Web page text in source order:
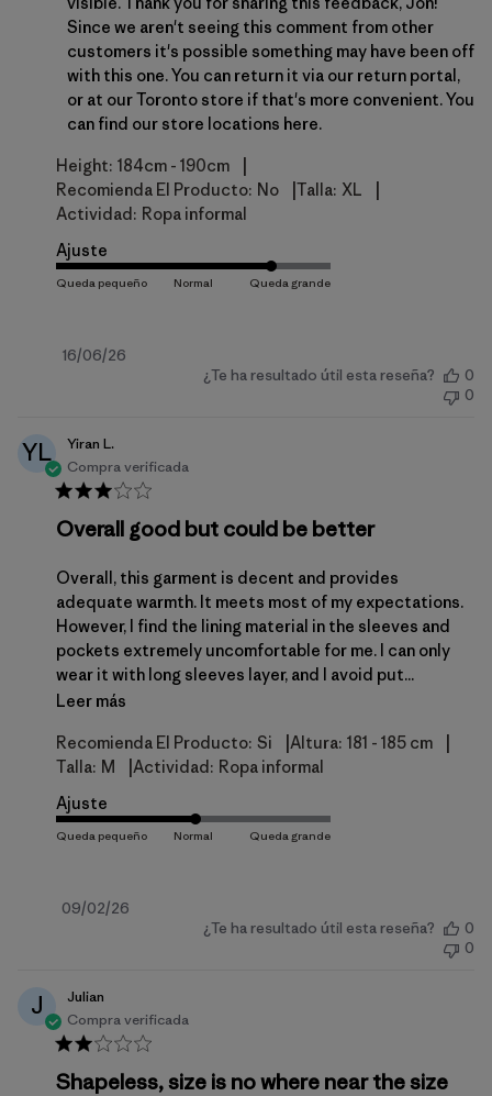
Since we aren't seeing this comment from other
customers it's possible something may have been off
with this one. You can return it via our return portal,
or at our Toronto store if that's more convenient. You
can find our store locations here.
Height: 184cm - 190cm
Recomienda El Producto: No Talla: XL
Actividad: Ropa informal
Ajuste
Fecha
16/06/26
¿Te ha resultado útil esta reseña?
0
0
YL
Yiran L.
Compra verificada
Overall good but could be better
Overall, this garment is decent and provides
adequate warmth. It meets most of my expectations.
However, I find the lining material in the sleeves and
pockets extremely uncomfortable for me. I can only
wear it with long sleeves layer, and I avoid put...
Leer más
Recomienda El Producto: Si Altura: 181 - 185 cm
Talla: M Actividad: Ropa informal
Ajuste
Fecha
09/02/26
¿Te ha resultado útil esta reseña?
0
0
J
Julian
Compra verificada
Shapeless, size is no where near the size